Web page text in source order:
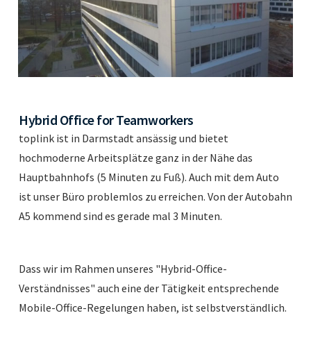
Hybrid Office for Teamworkers
toplink ist in Darmstadt ansässig und bietet
hochmoderne Arbeitsplätze ganz in der Nähe das
Hauptbahnhofs (5 Minuten zu Fuß). Auch mit dem Auto
ist unser Büro problemlos zu erreichen. Von der Autobahn
A5 kommend sind es gerade mal 3 Minuten.
Dass wir im Rahmen unseres "Hybrid-Office-
Verständnisses" auch eine der Tätigkeit entsprechende
Mobile-Office-Regelungen haben, ist selbstverständlich.